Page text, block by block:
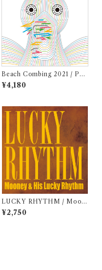
Beach Combing 2021 / Pea
ch Blue (LPレコード＋CD)
¥4,180
LUCKY RHYTHM / Moon
ey & His Lucky Rhythm
¥2,750